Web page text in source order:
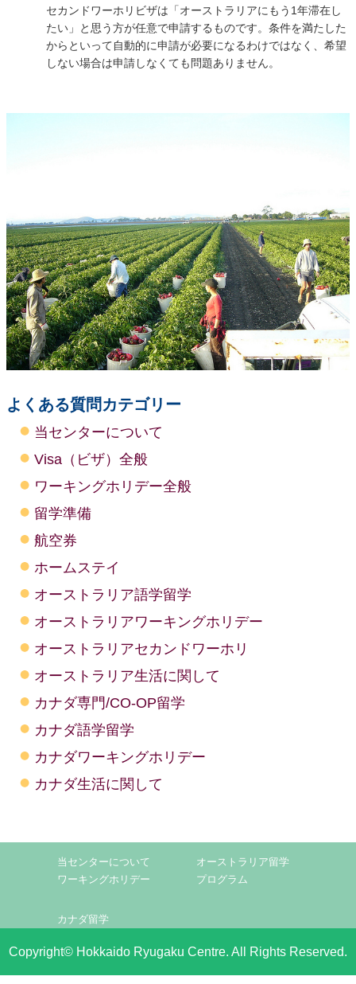
セカンドワーホリビザは「オーストラリアにもう1年滞在し
たい」と思う方が任意で申請するものです。条件を満たした
からといって自動的に申請が必要になるわけではなく、希望
しない場合は申請しなくても問題ありません。
よくある質問カテゴリー
当センターについて
Visa（ビザ）全般
ワーキングホリデー全般
留学準備
航空券
ホームステイ
オーストラリア語学留学
オーストラリアワーキングホリデー
オーストラリアセカンドワーホリ
オーストラリア生活に関して
カナダ専門/CO-OP留学
カナダ語学留学
カナダワーキングホリデー
カナダ生活に関して
当センターについて
ワーキングホリデー
カナダ留学
オーストラリア留学
プログラム
Copyright© Hokkaido Ryugaku Centre. All Rights Reserved.